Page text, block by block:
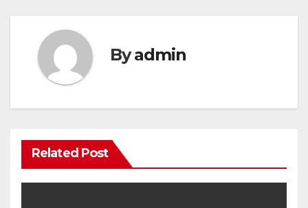
Byadmin
Related Post